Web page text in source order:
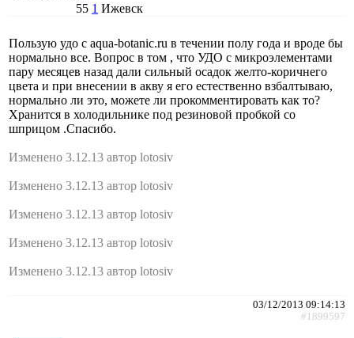
55 1 Ижевск
Пользую удо с aqua-botanic.ru в течении полу года и вроде бы
нормально все. Вопрос в том , что УДО с микроэлементами
пару месяцев назад дали сильный осадок желто-коричнего
цвета и при внесении в акву я его естественно взбалтываю,
нормально ли это, можете ли прокомментировать как то?
Хранится в холодильнике под резиновой пробкой со
шприцом .Спасибо.
Изменено 3.12.13 автор lotosiv
Изменено 3.12.13 автор lotosiv
Изменено 3.12.13 автор lotosiv
Изменено 3.12.13 автор lotosiv
Изменено 3.12.13 автор lotosiv
03/12/2013 09:14:13
#1899597